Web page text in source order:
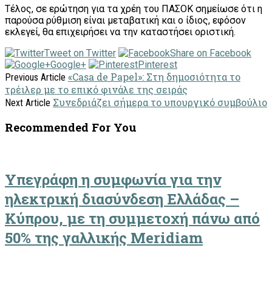
Τέλος, σε ερώτηση για τα χρέη του ΠΑΣΟΚ σημείωσε ότι η
παρούσα ρύθμιση είναι μεταβατική και ο ίδιος, εφόσον
εκλεγεί, θα επιχειρήσει να την καταστήσει οριστική.
Tweet on Twitter
Share on Facebook
Google+
Pinterest
Previous Article «Casa de Papel»: Στη δημοσιότητα το
τρέιλερ με το επικό φινάλε της σειράς
Next Article Συνεδριάζει σήμερα το υπουργικό συμβούλιο
Recommended For You
Υπεγράφη η συμφωνία για την
ηλεκτρική διασύνδεση Ελλάδας –
Κύπρου, με τη συμμετοχή πάνω από
50% της γαλλικής Meridiam